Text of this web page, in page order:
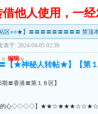
他人使用，一
区○○★】〓〓〓〓〓〓〓〓〓 禁顶
表于: 2024-04-05 02:39
u 编辑 u
〓【★神秘人转帖★】
期〓香港〓第１８区】
冻的心◇◇◇◇】